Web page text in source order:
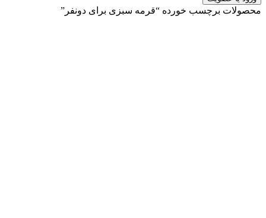
محصولات برچسب خورده “قرمه سبزی برای دونفر”